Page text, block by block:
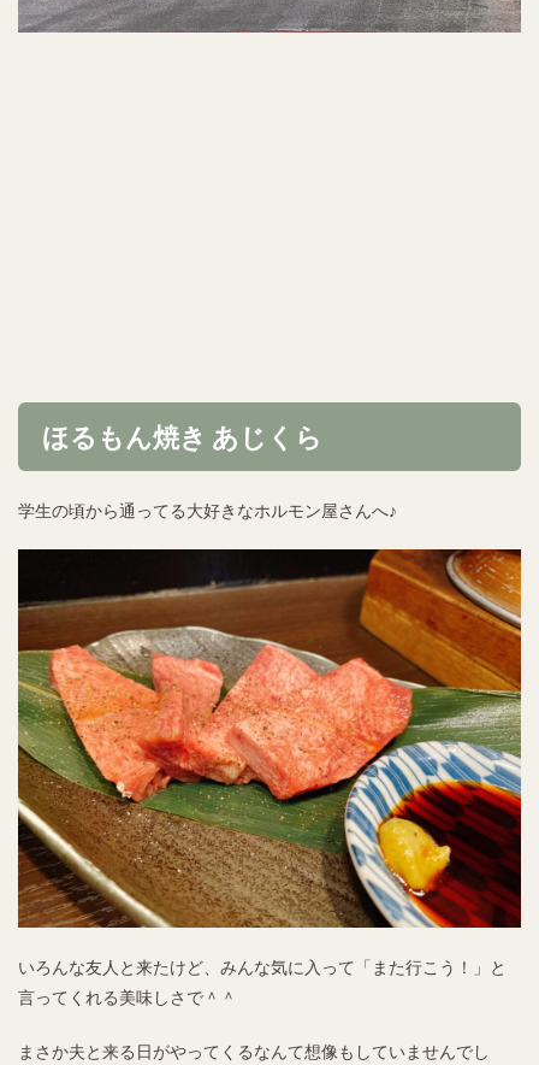
ほるもん焼き あじくら
学生の頃から通ってる大好きなホルモン屋さんへ♪
いろんな友人と来たけど、みんな気に入って「また行こう！」と
言ってくれる美味しさで＾＾
まさか夫と来る日がやってくるなんて想像もしていませんでし